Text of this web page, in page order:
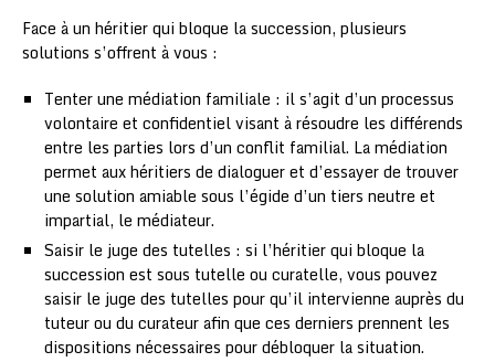
Face à un héritier qui bloque la succession, plusieurs
solutions s’offrent à vous :
Tenter une médiation familiale : il s’agit d’un processus
volontaire et confidentiel visant à résoudre les différends
entre les parties lors d’un conflit familial. La médiation
permet aux héritiers de dialoguer et d’essayer de trouver
une solution amiable sous l’égide d’un tiers neutre et
impartial, le médiateur.
Saisir le juge des tutelles : si l’héritier qui bloque la
succession est sous tutelle ou curatelle, vous pouvez
saisir le juge des tutelles pour qu’il intervienne auprès du
tuteur ou du curateur afin que ces derniers prennent les
dispositions nécessaires pour débloquer la situation.